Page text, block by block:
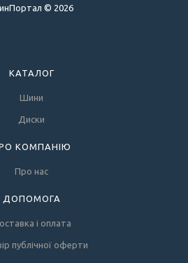
© 2026
КАТАЛОГ
Шини
Диски
КОМПАНІЮ
Про нас
ДОПОМОГА
і оплата
публічної оферти